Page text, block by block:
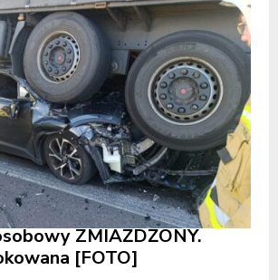
ZMIAŻDŻONY.
[FOTO]